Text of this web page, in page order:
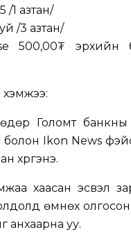
/1 азтан/
/3 азтан/
500,00₮ эрхийн
хэмжээ:
өдөр Голомт
болон Ikon News
хүргэнэ.
хаасан эсвэл
өмнөх
анхаарна уу.